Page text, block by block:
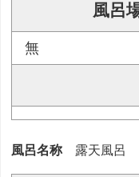
風呂
無
風呂名称 露天風呂